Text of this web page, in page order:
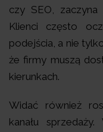
czy SEO, zaczyna
Klienci często
podejścia, a nie
że firmy muszą
kierunkach.
Widać również
kanału